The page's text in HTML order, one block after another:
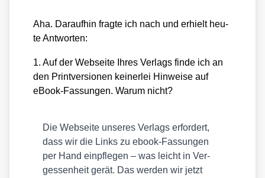
Aha. Dar­auf­hin frag­te ich nach und erhielt heu­
te Ant­wor­ten:
1. Auf der Web­sei­te Ihres Ver­lags fin­de ich an
den Print­ver­sio­nen kei­ner­lei Hin­wei­se auf
eBook-Fas­sun­gen. War­um nicht?
Die Web­sei­te unse­res Ver­lags erfor­dert,
dass wir die Links zu ebook-Fas­sun­gen
per Hand ein­pfle­gen – was leicht in Ver­
ges­sen­heit gerät. Das wer­den wir jetzt